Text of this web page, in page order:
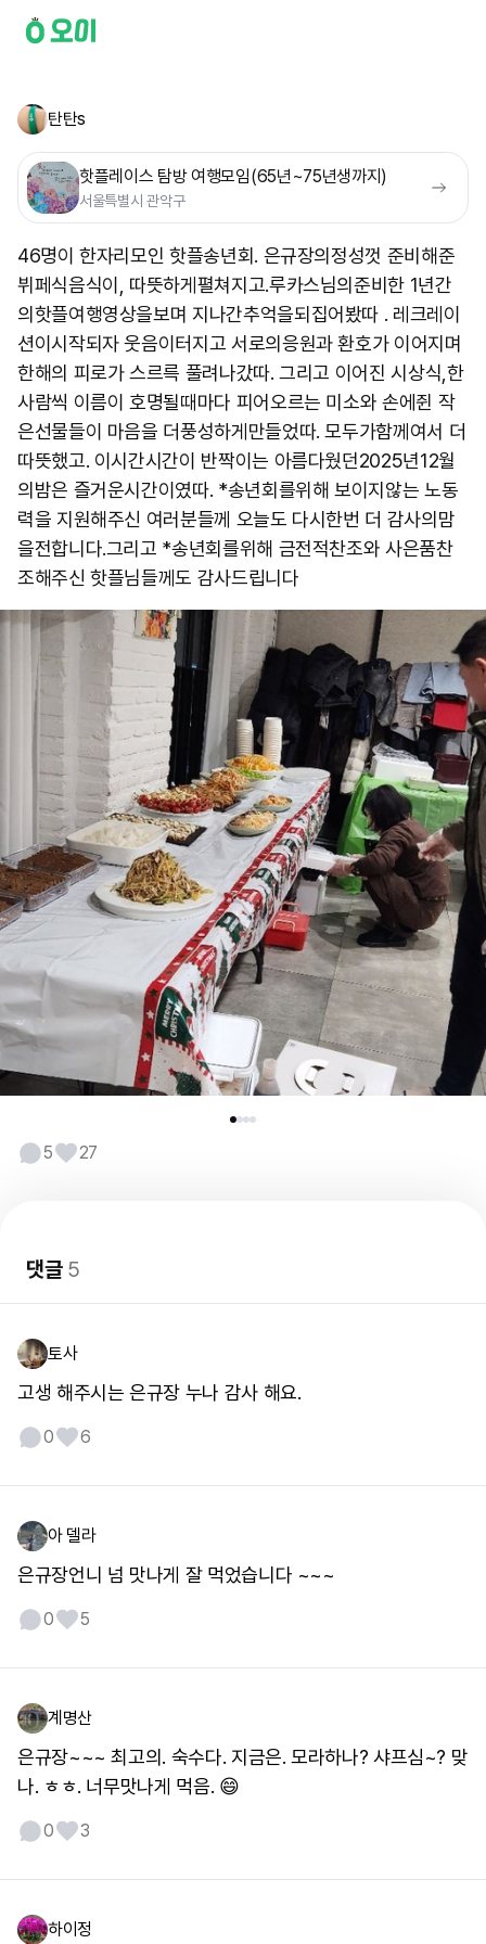
탄탄s
핫플레이스 탐방 여행모임(65년~75년생까지)
서울특별시 관악구
46명이 한자리모인 핫플송년회. 은규장의정성껏 준비해준
뷔페식음식이, 따뜻하게펼쳐지고.루카스님의준비한 1년간
의핫플여행영상을보며 지나간추억을되집어봤따 . 레크레이
션이시작되자 웃음이터지고 서로의응원과 환호가 이어지며
한해의 피로가 스르륵 풀려나갔따. 그리고 이어진 시상식,한
사람씩 이름이 호명될때마다 피어오르는 미소와 손에쥔 작
은선물들이 마음을 더풍성하게만들었따. 모두가함께여서 더
따뜻했고. 이시간시간이 반짝이는 아름다웠던2025년12월
의밤은 즐거운시간이였따. *송년회를위해 보이지않는 노동
력을 지원해주신 여러분들께 오늘도 다시한번 더 감사의맘
을전합니다.그리고 *송년회를위해 금전적찬조와 사은품찬
조해주신 핫플님들께도 감사드립니다
5 27
댓글5
토사
고생 해주시는 은규장 누나 감사 해요.
0 6
아 델라
은규장언니 넘 맛나게 잘 먹었습니다 ~~~
0 5
계명산
은규장~~~ 최고의. 숙수다. 지금은. 모라하나? 샤프심~? 맞
나. ㅎㅎ. 너무맛나게 먹음. 😄
0 3
하이정